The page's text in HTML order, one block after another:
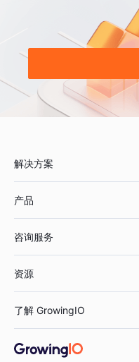
解决方案
鞋服行业
汽车行业
金融行业
产品
智能运营
获客分析
咨询服务
资源
增长公开课
了解 GrowingIO
关于 GrowingIO